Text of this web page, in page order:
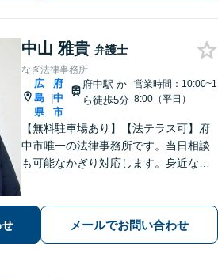
中山 雅貴 弁護士
なぎ法律事務所
広
島
県
|
府
中
市
府中駅 か
ら徒歩5分
営業時間：10:00~1
8:00（平日）
【無料駐車場あり】【法テラス可】府
中市唯一の法律事務所です。当日相談
も可能なかぎり対応します。身近な相
とがありましたら、まずはお気軽にご
相談ください。【出張相談に対応】
メールでお問い合わせ